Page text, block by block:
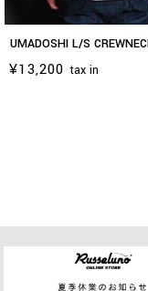
UMADOSHI L/S
¥13,200 tax in